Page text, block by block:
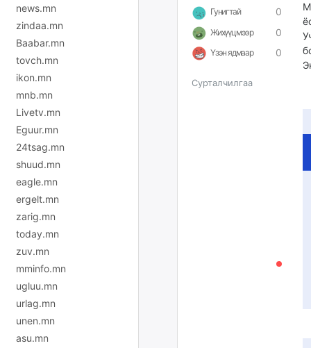
news.mn
zindaa.mn
Baabar.mn
tovch.mn
ikon.mn
mnb.mn
Livetv.mn
Eguur.mn
24tsag.mn
shuud.mn
eagle.mn
ergelt.mn
zarig.mn
today.mn
zuv.mn
mminfo.mn
ugluu.mn
urlag.mn
unen.mn
asu.mn
Гунигтай 0
Жихүүцмээр 0
Үзэн ядмаар 0
Сурталчилгаа